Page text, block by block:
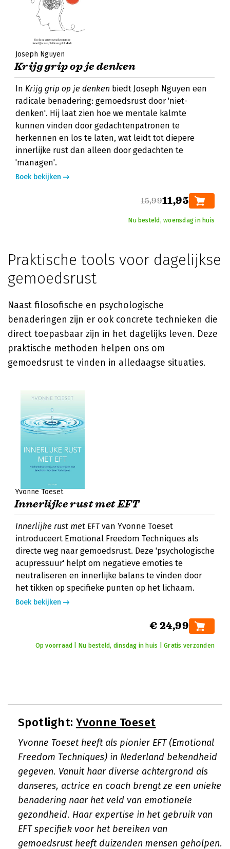
Joseph Nguyen
Krijg grip op je denken
In Krijg grip op je denken biedt Joseph Nguyen een
radicale benadering: gemoedsrust door 'niet-
denken'. Hij laat zien hoe we mentale kalmte
kunnen vinden door gedachtenpatronen te
herkennen en los te laten, wat leidt tot diepere
innerlijke rust dan alleen door gedachten te
'managen'.
Boek bekijken
15,9911,95
Nu besteld, woensdag in huis
Praktische tools voor dagelijkse
gemoedsrust
Naast filosofische en psychologische
benaderingen zijn er ook concrete technieken die
direct toepasbaar zijn in het dagelijks leven. Deze
praktische methoden helpen ons om
gemoedsrust te vinden in alledaagse situaties.
Yvonne Toeset
Innerlijke rust met EFT
Innerlijke rust met EFTvan Yvonne Toeset
introduceert Emotional Freedom Techniques als
directe weg naar gemoedsrust. Deze 'psychologische
acupressuur' helpt om negatieve emoties te
neutraliseren en innerlijke balans te vinden door
het tikken op specifieke punten op het lichaam.
Boek bekijken
€ 24,99
Op voorraad | Nu besteld, dinsdag in huis | Gratis verzonden
Spotlight: Yvonne Toeset
Yvonne Toeset heeft als pionier EFT (Emotional
Freedom Techniques) in Nederland bekendheid
gegeven. Vanuit haar diverse achtergrond als
danseres, actrice en coach brengt ze een unieke
benadering naar het veld van emotionele
gezondheid. Haar expertise in het gebruik van
EFT specifiek voor het bereiken van
gemoedsrust heeft duizenden mensen geholpen.